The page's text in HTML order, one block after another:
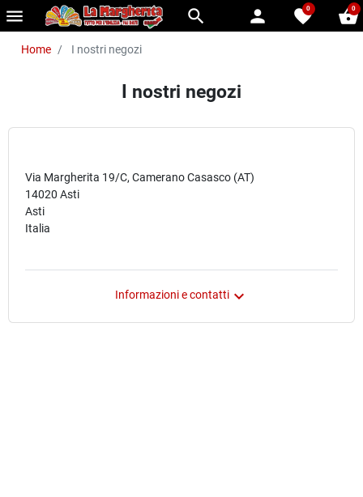
menu search person favorite
0 shopping_basket
0
Home I nostri negozi
I nostri negozi
Via Margherita 19/C, Camerano Casasco (AT)
14020 Asti
Asti
Italia
Informazioni e contatti